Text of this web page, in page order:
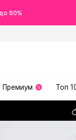
60%
Премиум Топ